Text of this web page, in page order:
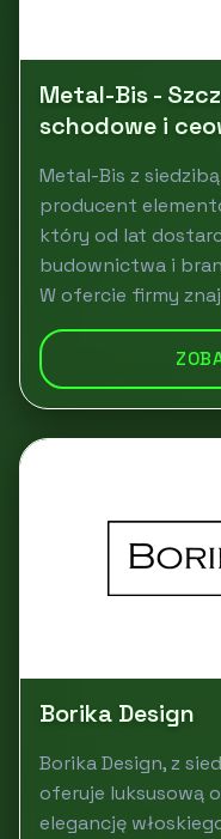
Metal-Bis -
schodowe i
Metal-Bis z
producent
który od lat
budownictwa i
W ofercie firmy
Borika Design
Borika Design, z
oferuje luksusową
elegancję